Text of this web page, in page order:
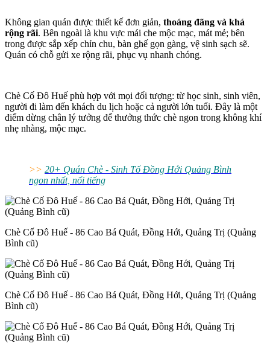
Không gian quán được thiết kế đơn giản, thoáng đãng và khá
rộng rãi. Bên ngoài là khu vực mái che mộc mạc, mát mẻ; bên
trong được sắp xếp chỉn chu, bàn ghế gọn gàng, vệ sinh sạch sẽ.
Quán có chỗ gửi xe rộng rãi, phục vụ nhanh chóng.
Chè Cố Đô Huế phù hợp với mọi đối tượng: từ học sinh, sinh viên,
người đi làm đến khách du lịch hoặc cả người lớn tuổi. Đây là một
điểm dừng chân lý tưởng để thưởng thức chè ngon trong không khí
nhẹ nhàng, mộc mạc.
>> 20+ Quán Chè - Sinh Tố Đồng Hới Quảng Bình
ngon nhất, nổi tiếng
Chè Cố Đô Huế - 86 Cao Bá Quát, Đồng Hới, Quảng Trị (Quảng
Bình cũ)
Chè Cố Đô Huế - 86 Cao Bá Quát, Đồng Hới, Quảng Trị (Quảng
Bình cũ)